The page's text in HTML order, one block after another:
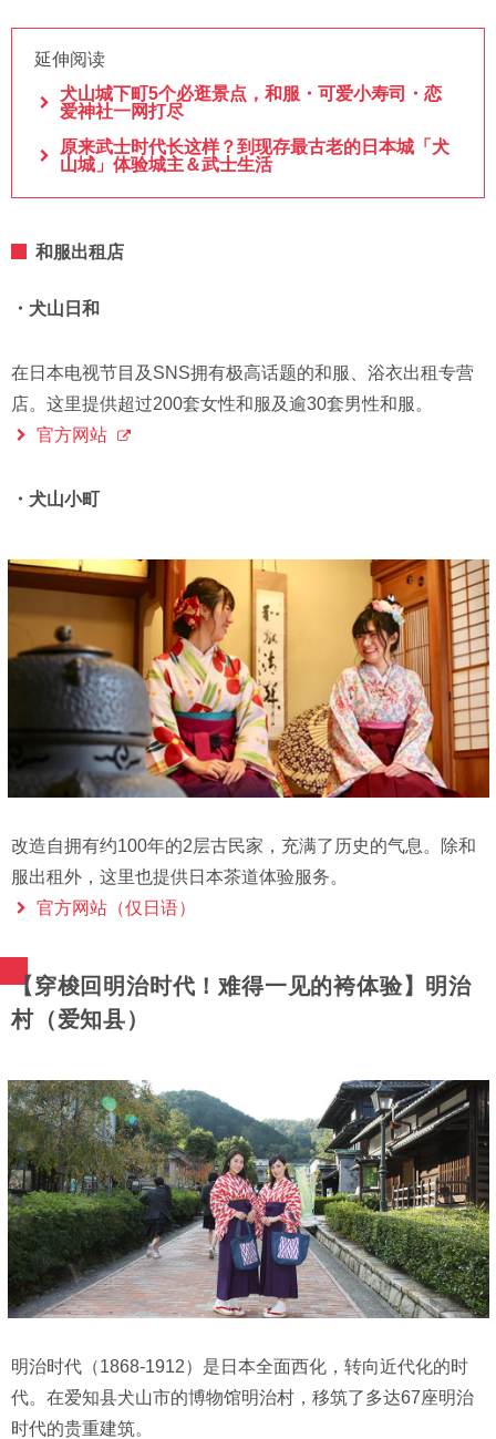
延伸阅读
犬山城下町5个必逛景点，和服・可爱小寿司・恋
爱神社一网打尽
原来武士时代长这样？到现存最古老的日本城「犬
山城」体验城主＆武士生活
和服出租店
・犬山日和
在日本电视节目及SNS拥有极高话题的和服、浴衣出租专营
店。这里提供超过200套女性和服及逾30套男性和服。
官方网站
・犬山小町
改造自拥有约100年的2层古民家，充满了历史的气息。除和
服出租外，这里也提供日本茶道体验服务。
官方网站（仅日语）
【穿梭回明治时代！难得一见的袴体验】明治
村（爱知县）
明治时代（1868-1912）是日本全面西化，转向近代化的时
代。在爱知县犬山市的博物馆明治村，移筑了多达67座明治
时代的贵重建筑。